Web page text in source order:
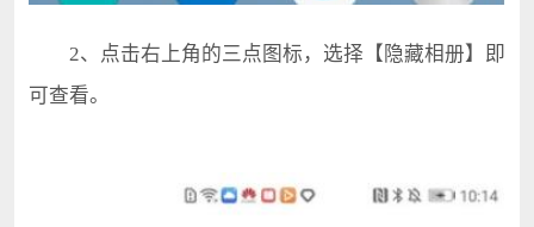
2、点击右上角的三点图标，选择【隐藏相册】即
可查看。